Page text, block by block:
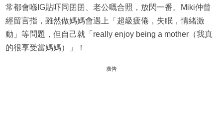
常都會喺IG貼吓同囝囝、老公嘅合照，放閃一番。Miki仲曾
經留言指，雖然做媽媽會遇上「超級疲倦，失眠，情緒激
動」等問題，但自己就「really enjoy being a mother（我真
的很享受當媽媽）」！
廣告